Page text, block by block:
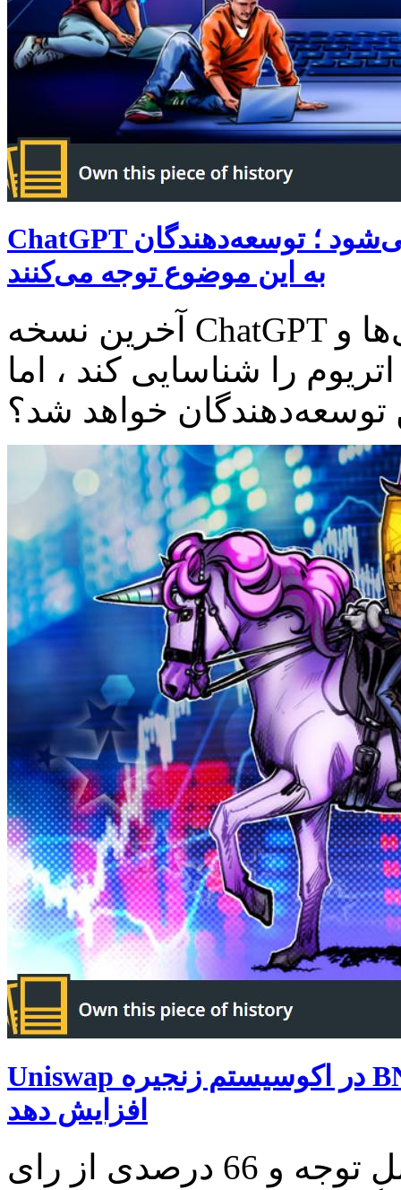
ChatGPT جایگزین توسعه‌دهندگان نمی‌شود ؛ توسعه‌دهندگان ETHDubai
به این موضوع توجه می‌کنند
آخرین نسخه ChatGPT می‌تواند آسیب‌پذیری‌ها و
را شناسایی کند ، اما
توسعه‌دهندگان خواهد شد؟
Uniswap در اکوسیستم زنجیره BNB راه اندازی شد تا رشد و نقدینگی را
افزایش دهد
پس از دریافت حمایت اکثریت قابل توجه و 66 درصدی از رای